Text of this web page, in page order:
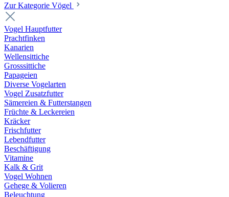
Zur Kategorie Vögel
Vogel Hauptfutter
Prachtfinken
Kanarien
Wellensittiche
Grosssittiche
Papageien
Diverse Vogelarten
Vogel Zusatzfutter
Sämereien & Futterstangen
Früchte & Leckereien
Kräcker
Frischfutter
Lebendfutter
Beschäftigung
Vitamine
Kalk & Grit
Vogel Wohnen
Gehege & Volieren
Beleuchtung